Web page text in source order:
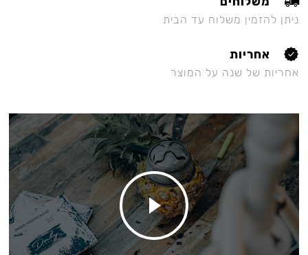
ניתן להזמין משלוח עד הבית
אחריות
אחריות של שנה על המוצר